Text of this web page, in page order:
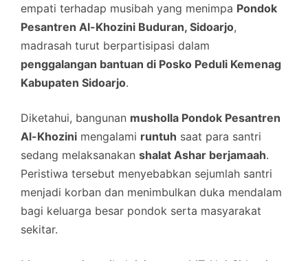
empati terhadap musibah yang menimpa Pondok
Pesantren Al-Khozini Buduran, Sidoarjo,
madrasah turut berpartisipasi dalam
penggalangan bantuan di Posko Peduli Kemenag
Kabupaten Sidoarjo.
Diketahui, bangunan musholla Pondok Pesantren
Al-Khozini mengalami runtuh saat para santri
sedang melaksanakan shalat Ashar berjamaah.
Peristiwa tersebut menyebabkan sejumlah santri
menjadi korban dan menimbulkan duka mendalam
bagi keluarga besar pondok serta masyarakat
sekitar.